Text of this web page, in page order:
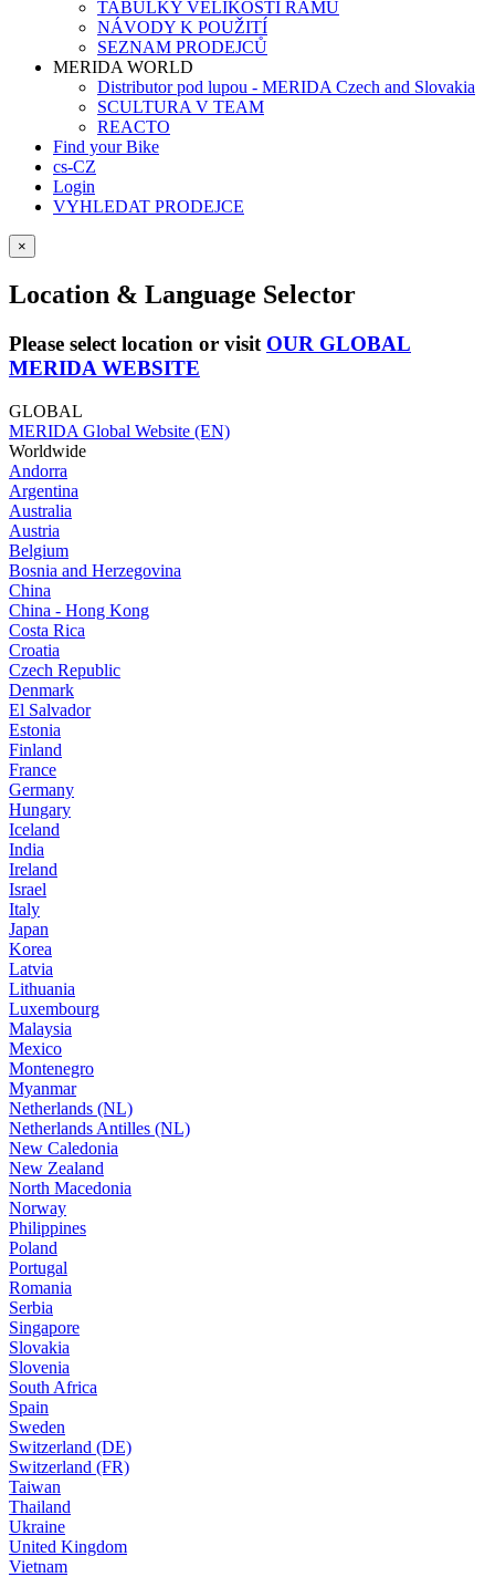
TABULKY VELIKOSTÍ RÁMŮ
NÁVODY K POUŽITÍ
SEZNAM PRODEJCŮ
MERIDA WORLD
Distributor pod lupou - MERIDA Czech and Slovakia
SCULTURA V TEAM
REACTO
Find your Bike
cs-CZ
Login
VYHLEDAT PRODEJCE
×
Location & Language Selector
Please select location or visit OUR GLOBAL
MERIDA WEBSITE
GLOBAL
MERIDA Global Website (EN)
Worldwide
Andorra
Argentina
Australia
Austria
Belgium
Bosnia and Herzegovina
China
China - Hong Kong
Costa Rica
Croatia
Czech Republic
Denmark
El Salvador
Estonia
Finland
France
Germany
Hungary
Iceland
India
Ireland
Israel
Italy
Japan
Korea
Latvia
Lithuania
Luxembourg
Malaysia
Mexico
Montenegro
Myanmar
Netherlands (NL)
Netherlands Antilles (NL)
New Caledonia
New Zealand
North Macedonia
Norway
Philippines
Poland
Portugal
Romania
Serbia
Singapore
Slovakia
Slovenia
South Africa
Spain
Sweden
Switzerland (DE)
Switzerland (FR)
Taiwan
Thailand
Ukraine
United Kingdom
Vietnam